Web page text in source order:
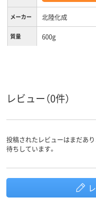
メーカー 北陸化成
質量 600g
レビュー（0件）
投稿されたレビューはまだあ
待ちしています。